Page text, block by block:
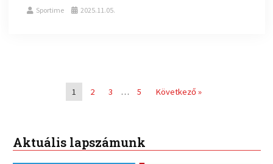
Sportime 2025.11.05.
1 2 3 … 5 Következő »
Aktuális lapszámunk